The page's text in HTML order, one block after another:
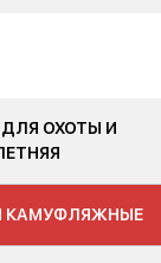
ОХОТЫ И
КАМУФЛЯЖНЫЕ